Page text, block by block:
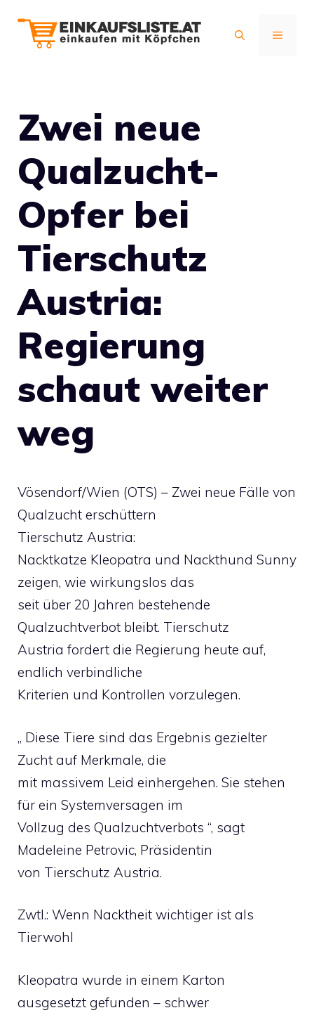
Inhalt
MENÜ
Zwei neue
Qualzucht-
Opfer bei
Tierschutz
Austria:
Regierung
schaut weiter
weg
Vösendorf/Wien (OTS) – Zwei neue Fälle von
Qualzucht erschüttern
Tierschutz Austria:
Nacktkatze Kleopatra und Nackthund Sunny
zeigen, wie wirkungslos das
seit über 20 Jahren bestehende
Qualzuchtverbot bleibt. Tierschutz
Austria fordert die Regierung heute auf,
endlich verbindliche
Kriterien und Kontrollen vorzulegen.
„ Diese Tiere sind das Ergebnis gezielter
Zucht auf Merkmale, die
mit massivem Leid einhergehen. Sie stehen
für ein Systemversagen im
Vollzug des Qualzuchtverbots “, sagt
Madeleine Petrovic, Präsidentin
von Tierschutz Austria.
Zwtl.: Wenn Nacktheit wichtiger ist als
Tierwohl
Kleopatra wurde in einem Karton
ausgesetzt gefunden – schwer